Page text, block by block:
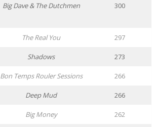
Big Dave & The Dutchmen 300
The Real You 297
Shadows 273
Bon Temps Rouler Sessions 266
Deep Mud 266
Big Money 262